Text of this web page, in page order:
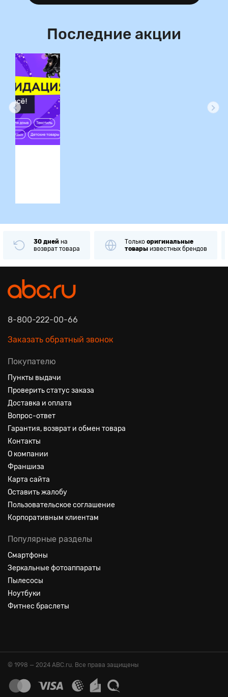
Последние акции
30 дней на
возврат товара
Только оригинальные
товары известных брендов
8-800-222-00-66
Заказать обратный звонок
Покупателю
Пункты выдачи
Проверить статус заказа
Доставка и оплата
Вопрос-ответ
Гарантия, возврат и обмен товара
Контакты
О компании
Франшиза
Карта сайта
Оставить жалобу
Пользовательское соглашение
Корпоративным клиентам
Популярные разделы
Смартфоны
Зеркальные фотоаппараты
Пылесосы
Ноутбуки
Фитнес браслеты
© 1998 — 2024 ABC.ru. Все права защищены